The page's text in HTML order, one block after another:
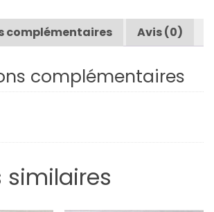
complémentaires Avis (0)
complémentaires
similaires